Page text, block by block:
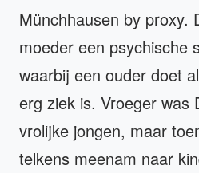
Münchhausen by proxy.
moeder een psychische
waarbij een ouder doet
erg ziek is. Vroeger was
vrolijke jongen, maar
telkens meenam naar